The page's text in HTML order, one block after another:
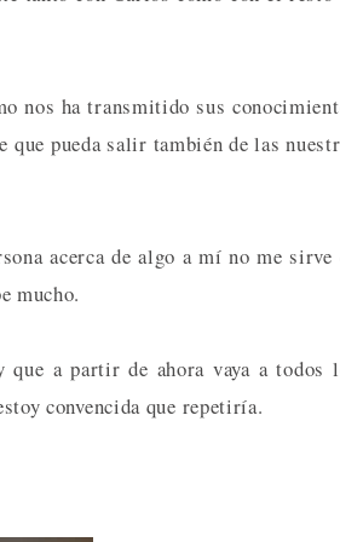
nos ha transmitido sus
que pueda salir también de las
acerca de algo a mí no me sirve
mucho.
a partir de ahora vaya a todos
convencida que repetiría.